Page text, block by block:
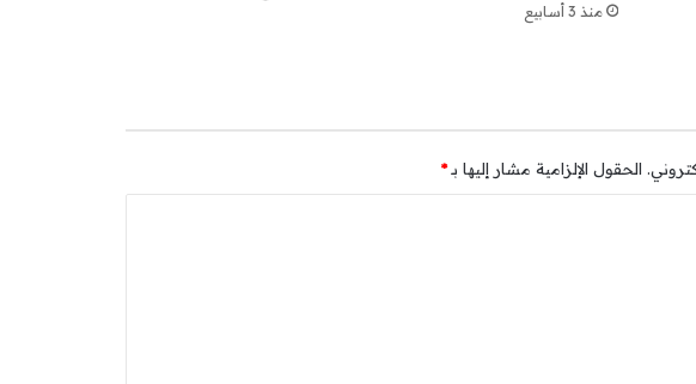
منذ 3 أسابيع
الحقول الإلزامية مشار إليها بـ*